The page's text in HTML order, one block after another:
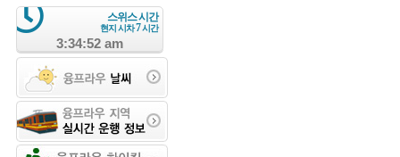
스위스 시간
현지 시차7시간
3:34:52 am